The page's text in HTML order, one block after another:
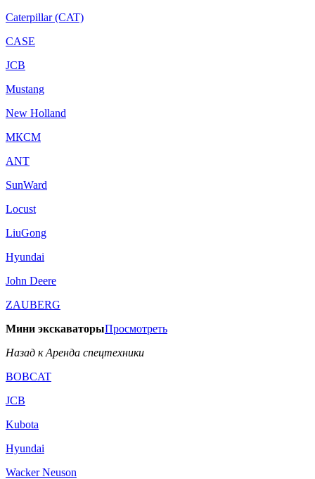
Caterpillar (CAT)
CASE
JCB
Mustang
New Holland
МКСМ
ANT
SunWard
Locust
LiuGong
Hyundai
John Deere
ZAUBERG
Мини экскаваторыПросмотреть
Назад к Аренда спецтехники
BOBCAT
JCB
Kubota
Hyundai
Wacker Neuson